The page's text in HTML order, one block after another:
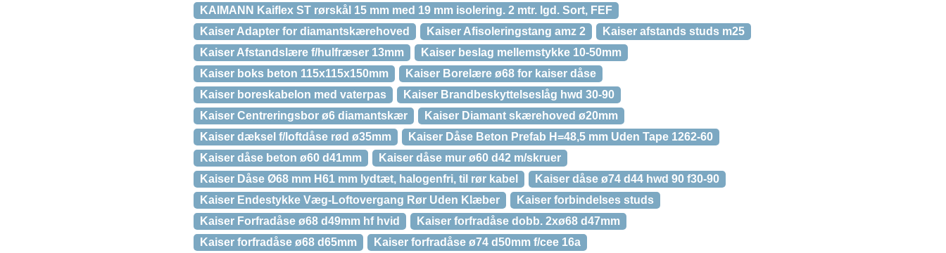
KAIMANN Kaiflex ST rørskål 15 mm med 19 mm isolering. 2 mtr. lgd. Sort, FEF
Kaiser Adapter for diamantskærehoved
Kaiser Afisoleringstang amz 2
Kaiser afstands studs m25
Kaiser Afstandslære f/hulfræser 13mm
Kaiser beslag mellemstykke 10-50mm
Kaiser boks beton 115x115x150mm
Kaiser Borelære ø68 for kaiser dåse
Kaiser boreskabelon med vaterpas
Kaiser Brandbeskyttelseslåg hwd 30-90
Kaiser Centreringsbor ø6 diamantskær
Kaiser Diamant skærehoved ø20mm
Kaiser dæksel f/loftdåse rød ø35mm
Kaiser Dåse Beton Prefab H=48,5 mm Uden Tape 1262-60
Kaiser dåse beton ø60 d41mm
Kaiser dåse mur ø60 d42 m/skruer
Kaiser Dåse Ø68 mm H61 mm lydtæt, halogenfri, til rør kabel
Kaiser dåse ø74 d44 hwd 90 f30-90
Kaiser Endestykke Væg-Loftovergang Rør Uden Klæber
Kaiser forbindelses studs
Kaiser Forfradåse ø68 d49mm hf hvid
Kaiser forfradåse dobb. 2xø68 d47mm
Kaiser forfradåse ø68 d65mm
Kaiser forfradåse ø74 d50mm f/cee 16a